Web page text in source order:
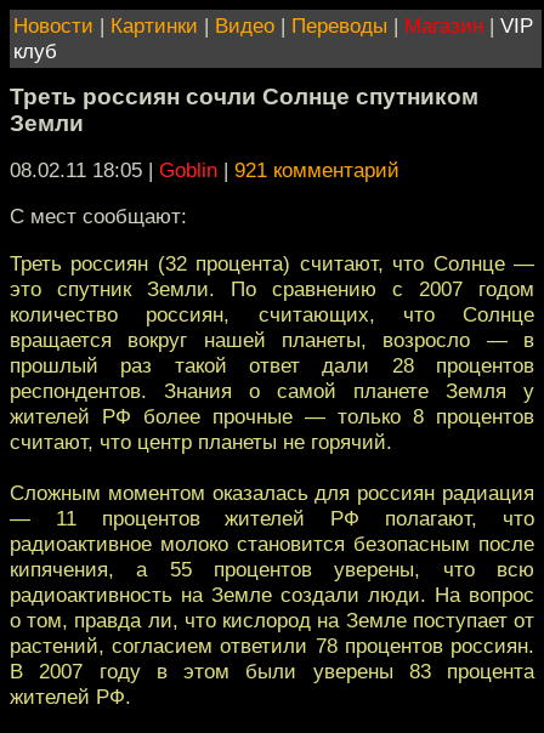
Новости | Картинки | Видео | Переводы | Магазин | VIP
клуб
Треть россиян сочли Солнце спутником
Земли
08.02.11 18:05 | Goblin | 921 комментарий
С мест сообщают:
Треть россиян (32 процента) считают, что Солнце —
это спутник Земли. По сравнению с 2007 годом
количество россиян, считающих, что Солнце
вращается вокруг нашей планеты, возросло — в
прошлый раз такой ответ дали 28 процентов
респондентов. Знания о самой планете Земля у
жителей РФ более прочные — только 8 процентов
считают, что центр планеты не горячий.
Сложным моментом оказалась для россиян радиация
— 11 процентов жителей РФ полагают, что
радиоактивное молоко становится безопасным после
кипячения, а 55 процентов уверены, что всю
радиоактивность на Земле создали люди. На вопрос
о том, правда ли, что кислород на Земле поступает от
растений, согласием ответили 78 процентов россиян.
В 2007 году в этом были уверены 83 процента
жителей РФ.